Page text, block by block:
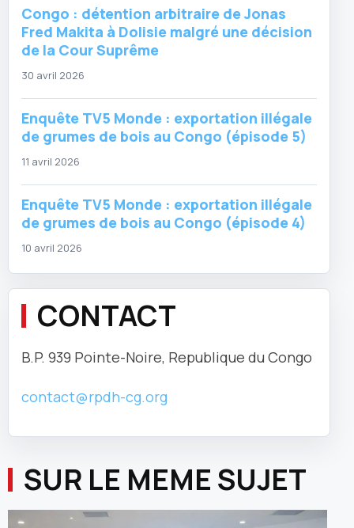
Congo : détention arbitraire de Jonas
Fred Makita à Dolisie malgré une décision
de la Cour Suprême
30 avril 2026
Enquête TV5 Monde : exportation illégale
de grumes de bois au Congo (épisode 5)
11 avril 2026
Enquête TV5 Monde : exportation illégale
de grumes de bois au Congo (épisode 4)
10 avril 2026
CONTACT
B.P. 939 Pointe-Noire, Republique du Congo
contact@rpdh-cg.org
SUR LE MEME SUJET